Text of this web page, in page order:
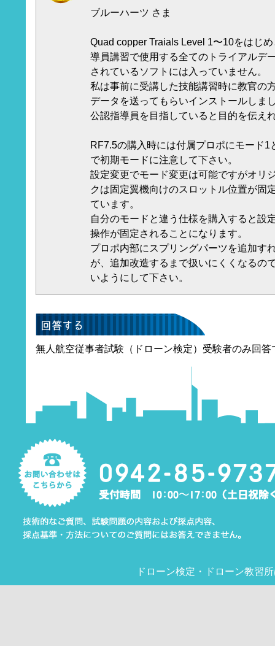
ブルーハーツ さま
Quad copper Traials Level 1〜10をはじ
導員講習で使用する全てのトライアルデ
されているソフトには入っていません。
私は事前に受講した技能講習時に教官の
データを送ってもらいインストールしま
公認指導員を目指していると目的を伝え
RF7.5の購入時には付属プロポにモード1
で初期モードに注意して下さい。
設定変更でモード変更は可能ですがオリ
クは固定翼機向けのスロットル位置が固
ています。
自分のモードと違う仕様を購入すると設
操作が固定されることになります。
プロポ内部にスプリングパーツを追加す
が、追加改造するまで扱いにくくなるの
いようにして下さい。
無人航空従事者試験（ドローン検定）受験者のみ回答
ドローン検定 ・ ドローン教習所